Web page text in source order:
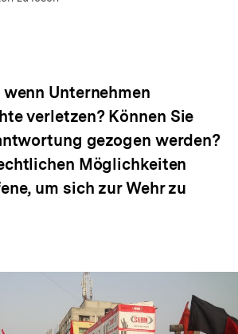
Unternehmen
verletzen? Können Sie
gezogen werden?
Möglichkeiten
um sich zur Wehr zu